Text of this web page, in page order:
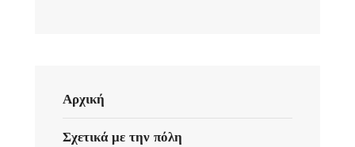
Αρχική
Σχετικά με την πόλη